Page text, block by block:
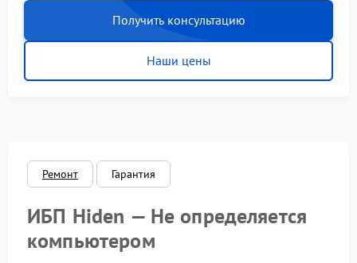
Получить консультацию
Наши цены
Ремонт Гарантия
ИБП Hiden — Не определяется
компьютером